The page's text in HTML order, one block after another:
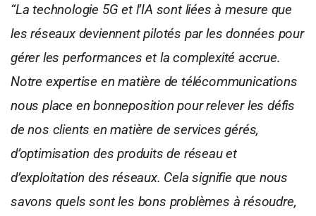
“La technologie 5G et l’IA sont liées à mesure que
les réseaux deviennent pilotés par lesdonnées pour
gérer les performances et lacomplexité accrue.
Notre expertise en matière de télécommunications
nous place en bonneposition pour relever les défis
de nos clients enmatière de services gérés,
d’optimisation desproduits de réseau et
d’exploitation des réseaux. Cela signifie que nous
savons quels sont les bons problèmes à résoudre,